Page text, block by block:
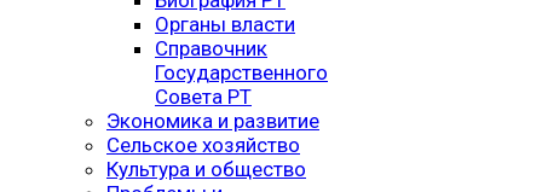
Органы власти
Справочник
Государственного
Совета РТ
Экономика и развитие
Сельское хозяйство
Культура и общество